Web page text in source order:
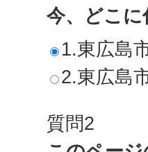
今、どこに
1.東広島
2.東広島
質問2